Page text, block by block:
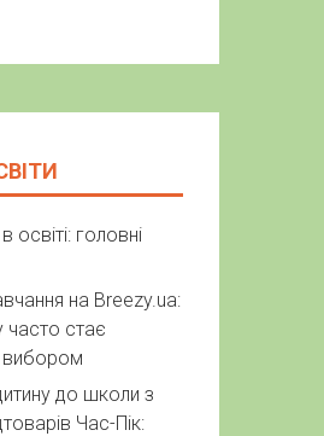
освіті: головні
на Breezy.ua:
стає
вибором
до школи з
Час-Пік: